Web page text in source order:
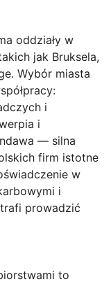
oddziały w
jak Bruksela,
Wybór miasta
i
i
— silna
firm istotne
w
i
prowadzić
to